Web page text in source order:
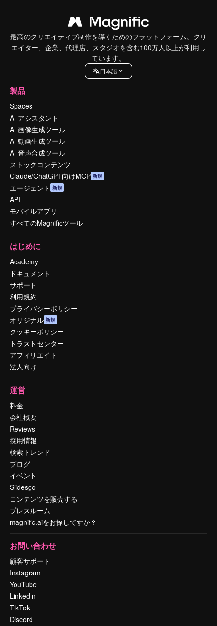
最高のクリエイティブ制作を導くためのプラットフォーム。クリ
エイター、企業、代理店、スタジオを含む100万人以上が利用し
ています。
日本語
製品
Spaces
AI アシスタント
AI 画像生成ツール
AI 動画生成ツール
AI 音声合成ツール
ストックコンテンツ
Claude/ChatGPT向けMCP 新規
エージェント 新規
API
モバイルアプリ
すべてのMagnificツール
はじめに
Academy
ドキュメント
サポート
利用規約
プライバシーポリシー
オリジナル 新規
クッキーポリシー
トラストセンター
アフィリエイト
法人向け
運営
料金
会社概要
Reviews
採用情報
検索トレンド
ブログ
イベント
Slidesgo
コンテンツを販売する
プレスルーム
magnific.aiをお探しですか？
お問い合わせ
顧客サポート
Instagram
YouTube
LinkedIn
TikTok
Discord